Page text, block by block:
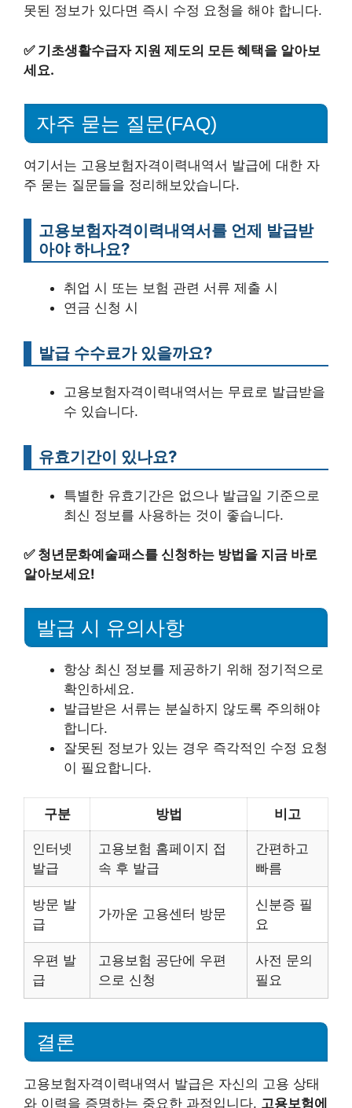
못된 정보가 있다면 즉시 수정 요청을 해야 합니다.
✅ 기초생활수급자 지원 제도의 모든 혜택을 알아보
세요.
자주 묻는 질문(FAQ)
여기서는 고용보험자격이력내역서 발급에 대한 자
주 묻는 질문들을 정리해보았습니다.
고용보험자격이력내역서를 언제 발급받
아야 하나요?
취업 시 또는 보험 관련 서류 제출 시
연금 신청 시
발급 수수료가 있을까요?
고용보험자격이력내역서는 무료로 발급받을
수 있습니다.
유효기간이 있나요?
특별한 유효기간은 없으나 발급일 기준으로
최신 정보를 사용하는 것이 좋습니다.
✅ 청년문화예술패스를 신청하는 방법을 지금 바로
알아보세요!
발급 시 유의사항
항상 최신 정보를 제공하기 위해 정기적으로
확인하세요.
발급받은 서류는 분실하지 않도록 주의해야
합니다.
잘못된 정보가 있는 경우 즉각적인 수정 요청
이 필요합니다.
구분 방법 비고
인터넷
발급
고용보험 홈페이지 접
속 후 발급
간편하고
빠름
방문 발
급
가까운 고용센터 방문
신분증 필
요
우편 발
급
고용보험 공단에 우편
으로 신청
사전 문의
필요
결론
고용보험자격이력내역서 발급은 자신의 고용 상태
와 이력을 증명하는 중요한 과정입니다. 고용보험에